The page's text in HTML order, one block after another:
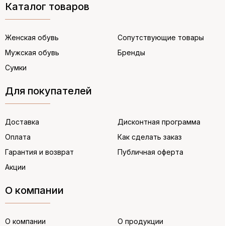
Каталог товаров
Женская обувь
Мужская обувь
Сумки
Сопутствующие товары
Бренды
Для покупателей
Доставка
Оплата
Гарантия и возврат
Акции
Дисконтная программа
Как сделать заказ
Публичная оферта
О компании
О компании О продукции